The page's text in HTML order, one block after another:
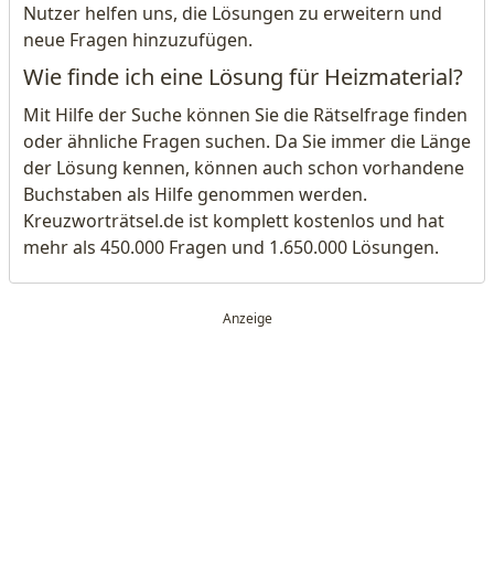
Nutzer helfen uns, die Lösungen zu erweitern und
neue Fragen hinzuzufügen.
Wie finde ich eine Lösung für Heizmaterial?
Mit Hilfe der Suche können Sie die Rätselfrage finden
oder ähnliche Fragen suchen. Da Sie immer die Länge
der Lösung kennen, können auch schon vorhandene
Buchstaben als Hilfe genommen werden.
Kreuzworträtsel.de ist komplett kostenlos und hat
mehr als 450.000 Fragen und 1.650.000 Lösungen.